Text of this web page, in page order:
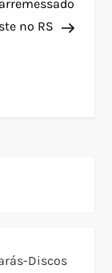
Post
no RS
Discos